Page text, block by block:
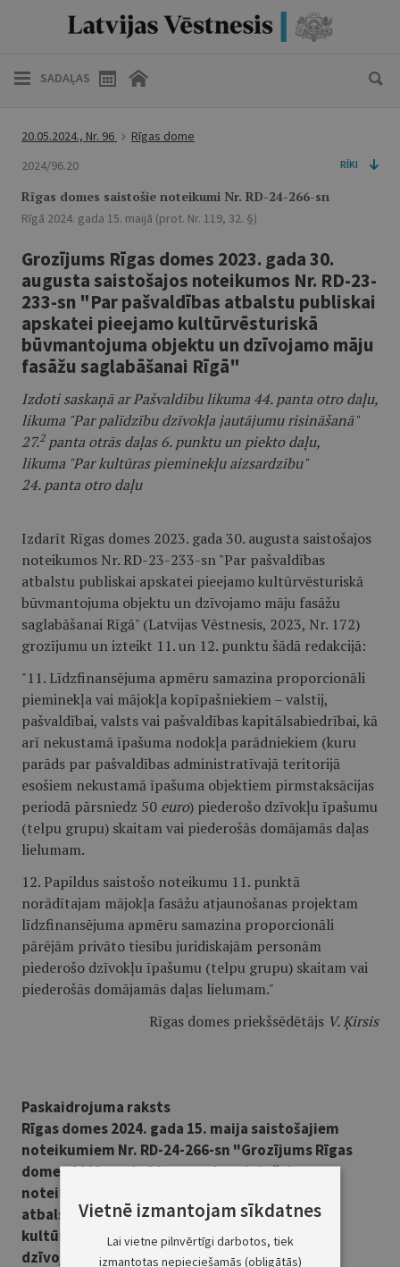
SADAĻAS
20.05.2024., Nr. 96
Rīgas dome
2024/96.20
RĪKI
Rīgas domes saistošie noteikumi Nr. RD-24-266-sn
Rīgā 2024. gada 15. maijā (prot. Nr. 119, 32. §)
Grozījums Rīgas domes 2023. gada 30.
augusta saistošajos noteikumos Nr. RD-23-
233-sn "Par pašvaldības atbalstu publiskai
apskatei pieejamo kultūrvēsturiskā
būvmantojuma objektu un dzīvojamo māju
fasāžu saglabāšanai Rīgā"
Izdoti saskaņā ar Pašvaldību likuma 44. panta otro daļu,
likuma "Par palīdzību dzīvokļa jautājumu risināšanā"
27.2panta otrās daļas 6. punktu un piekto daļu,
likuma "Par kultūras pieminekļu aizsardzību"
24. panta otro daļu
Izdarīt Rīgas domes 2023. gada 30. augusta saistošajos
noteikumos Nr. RD-23-233-sn "Par pašvaldības
atbalstu publiskai apskatei pieejamo kultūrvēsturiskā
būvmantojuma objektu un dzīvojamo māju fasāžu
saglabāšanai Rīgā" (Latvijas Vēstnesis, 2023, Nr. 172)
grozījumu un izteikt 11. un 12. punktu šādā redakcijā:
"11. Līdzfinansējuma apmēru samazina proporcionāli
pieminekļa vai mājokļa kopīpašniekiem – valstij,
pašvaldībai, valsts vai pašvaldības kapitālsabiedrībai, kā
arī nekustamā īpašuma nodokļa parādniekiem (kuru
parāds par pašvaldības administratīvajā teritorijā
esošiem nekustamā īpašuma objektiem pirmstaksācijas
periodā pārsniedz 50 euro) piederošo dzīvokļu īpašumu
(telpu grupu) skaitam vai piederošās domājamās daļas
lielumam.
12. Papildus saistošo noteikumu 11. punktā
norādītajam mājokļa fasāžu atjaunošanas projektam
līdzfinansējuma apmēru samazina proporcionāli
pārējām privāto tiesību juridiskajām personām
piederošo dzīvokļu īpašumu (telpu grupu) skaitam vai
piederošās domājamās daļas lielumam."
Rīgas domes priekšsēdētājs V. Ķirsis
Paskaidrojuma raksts
Rīgas domes 2024. gada 15. maija saistošajiem
noteikumiem Nr. RD-24-266-sn "Grozījums Rīgas
domes 2023. gada 30. augusta saistošajos
noteikumos Nr. RD-23-233-sn "Par pašvaldības
atbalstu publiskai apskatei pieejamo
kultūrvēsturiskā būvmantojuma objektu un
dzīvojamo māju fasāžu saglabāšanai Rīgā""
Vietnē izmantojam sīkdatnes
Lai vietne pilnvērtīgi darbotos, tiek
izmantotas nepieciešamās (obligātās)